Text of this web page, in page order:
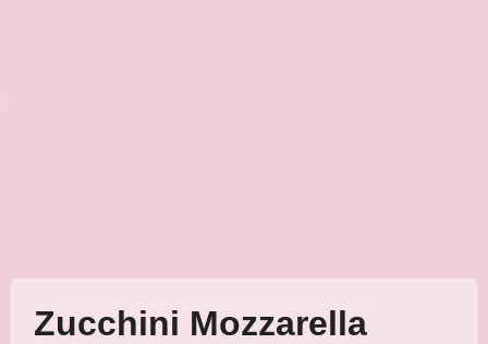
Zucchini Mozzarella